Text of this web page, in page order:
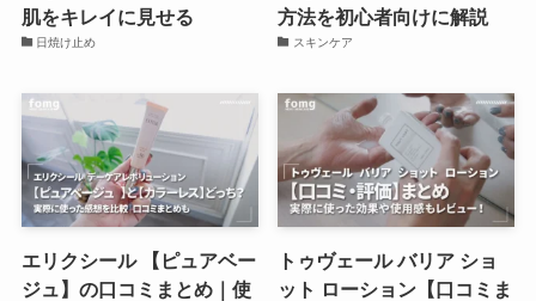
肌をキレイに見せる
日焼け止め
方法を初心者向けに解説
スキンケア
エリクシール 【ピュアベー
ジュ】の口コミまとめ｜使
トゥヴェール バリア ショ
ット ローション【口コミま